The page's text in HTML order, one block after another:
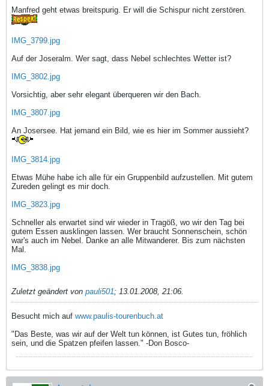
Manfred geht etwas breitspurig. Er will die Schispur nicht zerstören.
IMG_3799.jpg
Auf der Joseralm. Wer sagt, dass Nebel schlechtes Wetter ist?
IMG_3802.jpg
Vorsichtig, aber sehr elegant überqueren wir den Bach.
IMG_3807.jpg
An Josersee. Hat jemand ein Bild, wie es hier im Sommer aussieht?
IMG_3814.jpg
Etwas Mühe habe ich alle für ein Gruppenbild aufzustellen. Mit gutem
Zureden gelingt es mir doch.
IMG_3823.jpg
Schneller als erwartet sind wir wieder in Tragöß, wo wir den Tag bei
gutem Essen ausklingen lassen. Wer braucht Sonnenschein, schön
war's auch im Nebel. Danke an alle Mitwanderer. Bis zum nächsten
Mal.
IMG_3838.jpg
Zuletzt geändert von pauli501; 13.01.2008, 21:06.
Besucht mich auf www.paulis-tourenbuch.at
"Das Beste, was wir auf der Welt tun können, ist Gutes tun, fröhlich
sein, und die Spatzen pfeifen lassen." -Don Bosco-